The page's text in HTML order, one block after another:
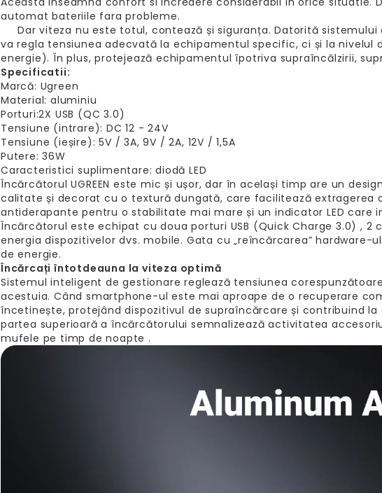
automat bateriile fara probleme.
Dar viteza nu este totul, contează și siguranța. Datorită
va regla tensiunea adecvată la echipamentul specific, ci și la
energie). În plus, protejează echipamentul îpotriva supraîncălzirii,
Specificatii:
Marcă: Ugreen
Material: aluminiu
Porturi:2X USB (QC 3.0)
Tensiune (intrare): DC 12 - 24V
Tensiune (ieșire): 5V / 3A, 9V / 2A, 12V / 1,5A
Putere: 36W
Caracteristici suplimentare: diodă LED
Încărcătorul UGREEN este mic și ușor, dar în același timp are un
calitate și decorat cu o textură dungată, care facilitează extragerea
antiderapante pentru o stabilitate mai mare și un indicator LED care
Încărcătorul este echipat cu doua porturi USB (Quick Charge 3.0) ,
energia dispozitivelor dvs. mobile. Gata cu „reîncărcarea”
de energie.
Încărcați întotdeauna la viteza optimă
Sistemul inteligent de gestionare reglează tensiunea
acestuia. Când smartphone-ul este mai aproape de o recuperare
încetinește, protejând dispozitivul de supraîncărcare și contribuind
partea superioară a încărcătorului semnalizează activitatea
mufele pe timp de noapte .